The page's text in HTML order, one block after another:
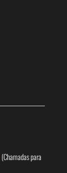
(Chamadas para